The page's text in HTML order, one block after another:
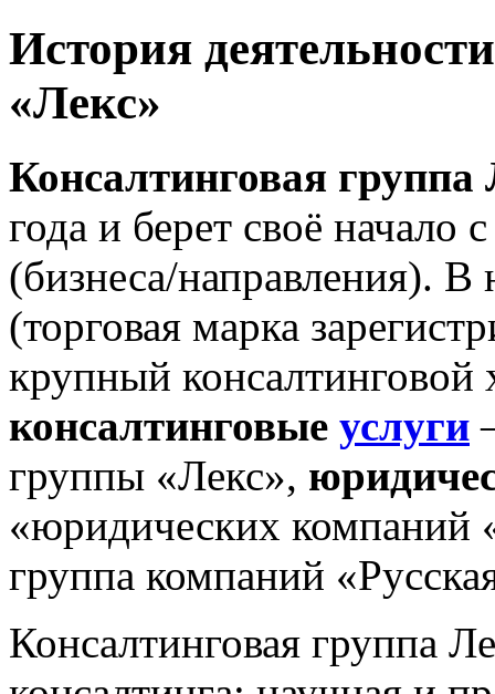
История
«Лекс»
Консалтинговая группа
года и берет своё начало
(бизнеса/направления).
(торговая марка
крупный консалтинговой
консалтинговые услуги
группы «Лекс»,
«юридических компаний
группа компаний
Консалтинговая группа